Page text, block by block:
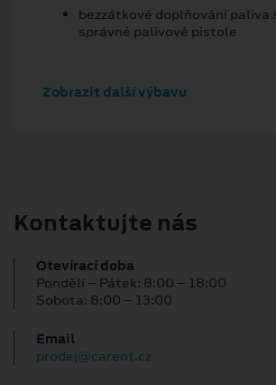
bezzátkové doplňování paliva
správné palivové pistole
Zobrazit další výbavu
Kontaktujte nás
Otevírací doba
Pondělí – Pátek: 8:00 – 18:00
Sobota: 8:00 – 13:00
Email
prodej@carent.cz